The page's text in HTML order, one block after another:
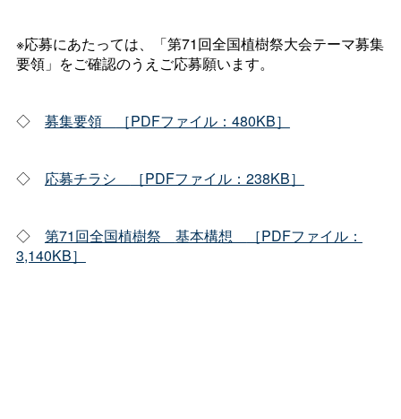
※応募にあたっては、「第71回全国植樹祭大会テーマ募集
要領」をご確認のうえご応募願います。
◇ 募集要領 ［PDFファイル：480KB］
◇ 応募チラシ ［PDFファイル：238KB］
◇ 第71回全国植樹祭 基本構想
［PDFファイル：
3,140KB］